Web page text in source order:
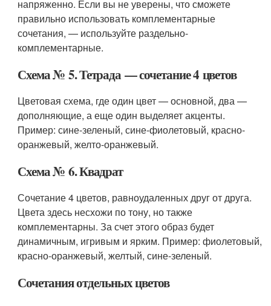
напряженно. Если вы не уверены, что сможете
правильно использовать комплементарные
сочетания, — используйте раздельно-
комплементарные.
Схема № 5. Тетрада — сочетание 4 цветов
Цветовая схема, где один цвет — основной, два —
дополняющие, а еще один выделяет акценты.
Пример: сине-зеленый, сине-фиолетовый, красно-
оранжевый, желто-оранжевый.
Схема № 6. Квадрат
Сочетание 4 цветов, равноудаленных друг от друга.
Цвета здесь несхожи по тону, но также
комплементарны. За счет этого образ будет
динамичным, игривым и ярким. Пример: фиолетовый,
красно-оранжевый, желтый, сине-зеленый.
Сочетания отдельных цветов